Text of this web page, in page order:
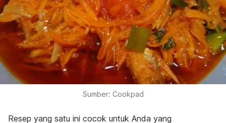
Sumber: Cookpad
Resep yang satu ini cocok untuk Anda yang